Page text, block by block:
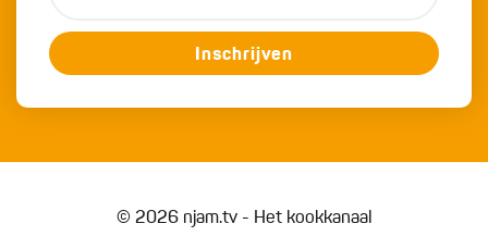
Inschrijven
© 2026 njam.tv - Het kookkanaal